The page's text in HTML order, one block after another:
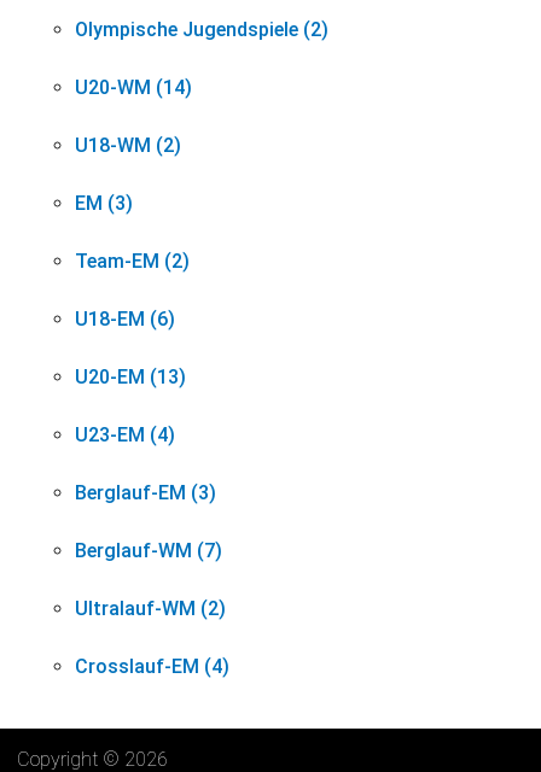
Olympische Jugendspiele (2)
U20-WM (14)
U18-WM (2)
EM (3)
Team-EM (2)
U18-EM (6)
U20-EM (13)
U23-EM (4)
Berglauf-EM (3)
Berglauf-WM (7)
Ultralauf-WM (2)
Crosslauf-EM (4)
Copyright © 2026